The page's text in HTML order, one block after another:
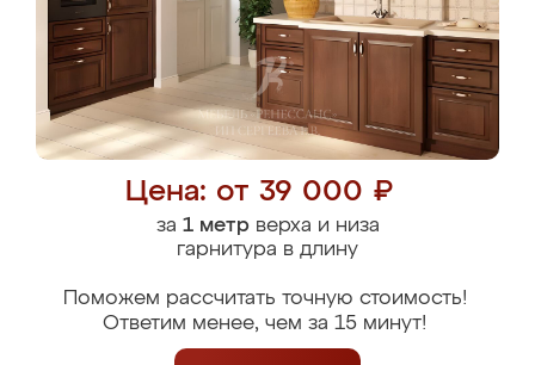
Цена: от 39 000 ₽
за 1 метрверха и низа
гарнитура в длину
Поможем рассчитать точную стоимость!
Ответим менее, чем за 15 минут!